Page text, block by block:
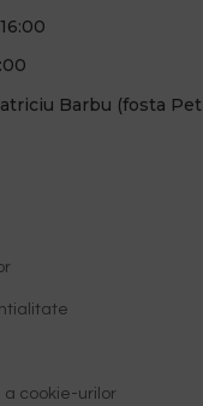
Barbu (fosta
a cookie-urilor